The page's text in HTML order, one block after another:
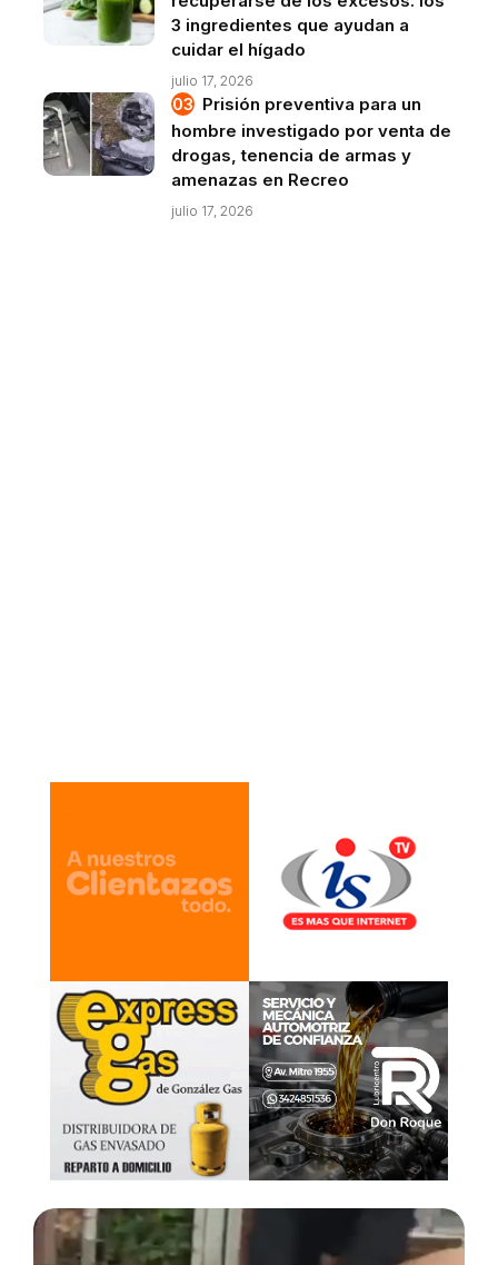
3 ingredientes que ayudan a
cuidar el hígado
julio 17, 2026
Prisión preventiva para un
hombre investigado por venta de
drogas, tenencia de armas y
amenazas en Recreo
julio 17, 2026